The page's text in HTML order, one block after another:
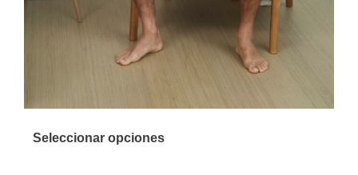
Seleccionar opciones